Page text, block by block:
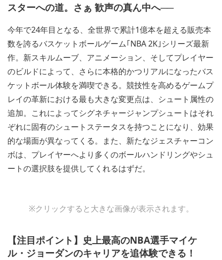
スターへの道。さぁ 歓声の真ん中へ──
今年で24年目となる、全世界で累計1億本を超える販売本
数を誇るバスケットボールゲーム｢NBA 2K｣シリーズ最新
作。新スキルムーブ、アニメーション、そしてプレイヤー
のビルドによって、さらに本格的かつリアルになったバス
ケットボール体験を満喫できる。競技性を高めるゲームプ
レイの革新における最も大きな変更点は、シュート属性の
追加。これによってシグネチャージャンプシュートはそれ
ぞれに固有のシュートステータスを持つことになり、効果
的な場面が異なってくる。また、新たなジェスチャーコン
ボは、プレイヤーへより多くのボールハンドリングやシュ
ートの選択肢を提供してくれるはずだ。
and
and
※クリックすると大きな画像が表示されます。
【注目ポイント】史上最高のNBA選手マイケ
ル・ジョーダンのキャリアを追体験できる！